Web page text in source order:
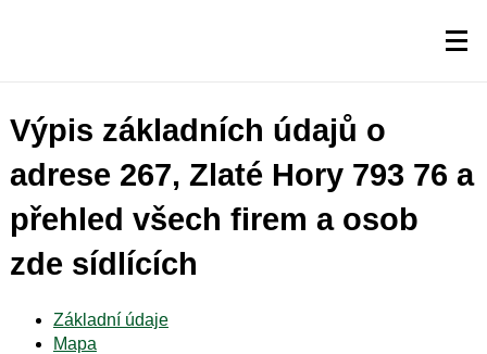
Výpis základních údajů o
adrese 267, Zlaté Hory 793 76 a
přehled všech firem a osob
zde sídlících
Základní údaje
Mapa